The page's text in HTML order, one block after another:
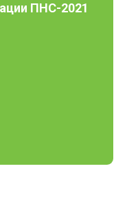
ПНС-2021